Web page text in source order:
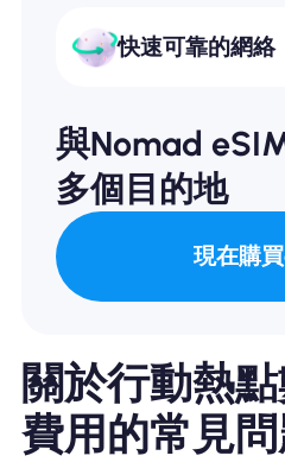
快速可靠的網絡
與Nomad
多個目的地
現在購
關於行動熱
費用的常見